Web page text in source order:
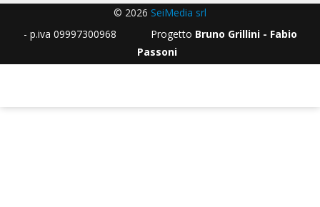
© 2026 SeiMedia srl
- p.iva 09997300968 Progetto Bruno Grillini - Fabio
Passoni